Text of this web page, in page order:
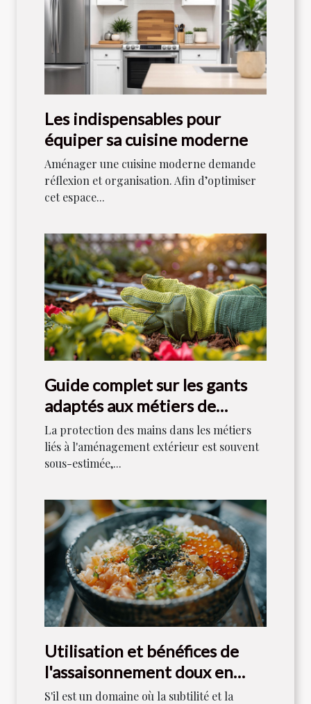
Les indispensables pour
équiper sa cuisine moderne
Aménager une cuisine moderne demande
réflexion et organisation. Afin d’optimiser
cet espace...
Guide complet sur les gants
adaptés aux métiers de
l'aménagement extérieur
La protection des mains dans les métiers
liés à l'aménagement extérieur est souvent
sous-estimée,...
Utilisation et bénéfices de
l'assaisonnement doux en
cuisine japonaise
S'il est un domaine où la subtilité et la